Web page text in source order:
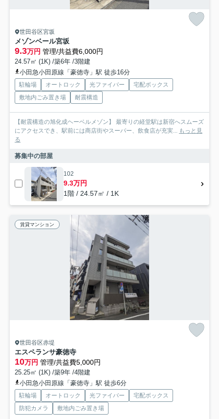
世田谷区宮坂
メゾンベール宮坂
9.3万円 管理/共益費6,000円
24.57㎡ (1K) /築6年 /3階建
小田急小田原線「豪徳寺」駅 徒歩16分
駐輪場 オートロック 光ファイバー
宅配ボックス
敷地内ごみ置き場
耐震構造
【耐震構造の旭化成ヘーベルメゾン】 最寄りの経堂駅は新宿へスムーズ
にアクセスでき、駅前には商店街やスーパー、飲食店が充実... もっと見
る
募集中の部屋
102
9.3万円
1階 / 24.57㎡ / 1K
賃貸マンション
世田谷区赤堤
エスペランサ豪徳寺
10万円 管理/共益費5,000円
25.25㎡ (1K) /築9年 /4階建
小田急小田原線「豪徳寺」駅 徒歩6分
駐輪場 オートロック 光ファイバー
宅配ボックス
防犯カメラ
敷地内ごみ置き場